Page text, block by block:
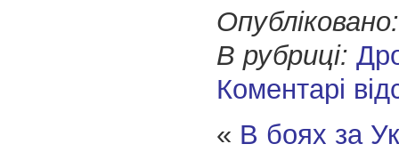
Опубліковано:
В рубриці:
Коментарі
« В боях за